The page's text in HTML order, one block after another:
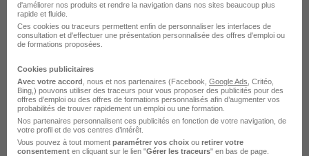
Courte
d'améliorer nos produits et rendre la navigation dans nos sites beaucoup plus
rapide et fluide.
Ces cookies ou traceurs permettent enfin de personnaliser les interfaces de
consultation et d'effectuer une présentation personnalisée des offres d'emploi ou
de formations proposées.
Cookies publicitaires
Avec votre accord , nous et nos partenaires (Facebook, Google Ads , Critéo,
Bing,) pouvons utiliser des traceurs pour vous proposer des publicités pour des
offres d’emploi ou des offres de formations personnalisés afin d’augmenter vos
probabilités de trouver rapidement un emploi ou une formation.
Nos partenaires personnalisent ces publicités en fonction de votre navigation, de
votre profil et de vos centres d’intérêt.
Vous pouvez à tout moment paramétrer vos choix ou retirer votre
consentement en cliquant sur le lien "Gérer les traceurs" en bas de page.